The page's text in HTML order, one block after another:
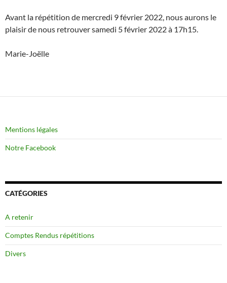
Avant la répétition de mercredi 9 février 2022, nous aurons le
plaisir de nous retrouver samedi 5 février 2022 à 17h15.
Marie-Joëlle
Mentions légales
Notre Facebook
CATÉGORIES
A retenir
Comptes Rendus répétitions
Divers